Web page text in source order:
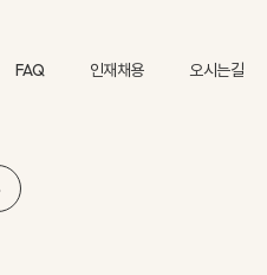
FAQ 인재채용 오시는길